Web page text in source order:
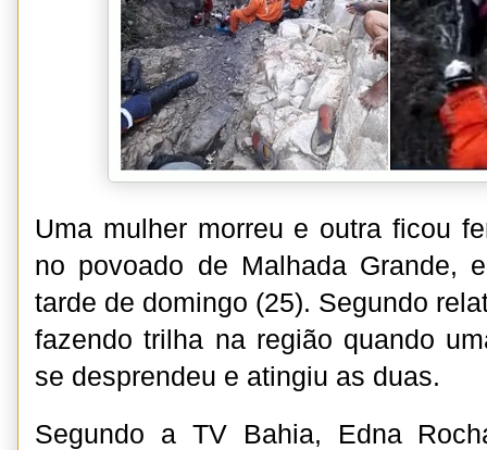
Uma mulher morreu e outra ficou
no povoado de Malhada Grande,
tarde de domingo (25). Segundo
fazendo trilha na região quando
se desprendeu e atingiu as duas.
Segundo a TV Bahia, Edna